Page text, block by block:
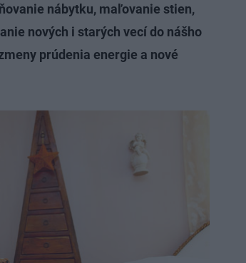
nábytku, maľovanie stien,
nových i starých vecí do nášho
prúdenia energie a nové